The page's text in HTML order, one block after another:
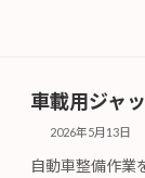
車載用ジャ
2026年5月13日
自動車整備作業